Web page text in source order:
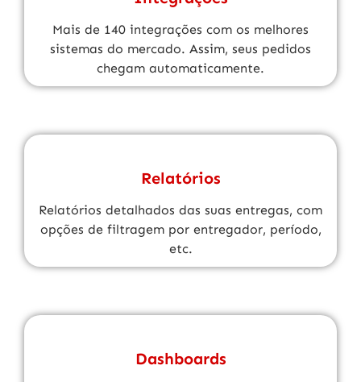
Mais de 140 integrações com os melhores
sistemas do mercado. Assim, seus pedidos
chegam automaticamente.
Relatórios
Relatórios detalhados das suas entregas, com
opções de filtragem por entregador, período,
etc.
Dashboards